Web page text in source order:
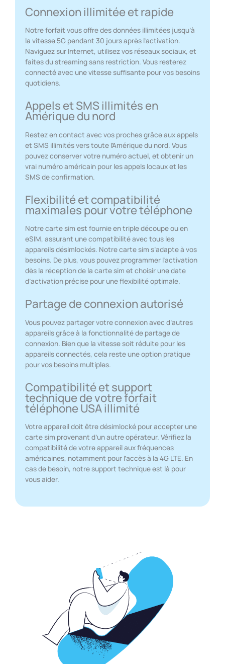
Connexion illimitée et rapide
Notre forfait vous offre des données illimitées jusqu’à
la vitesse 5G pendant 30 jours après l’activation.
Naviguez sur Internet, utilisez vos réseaux sociaux, et
faites du streaming sans restriction. Vous resterez
connecté avec une vitesse suffisante pour vos besoins
quotidiens.
Appels et SMS illimités en
Amérique du nord
Restez en contact avec vos proches grâce aux appels
et SMS illimités vers toute l’Amérique du nord. Vous
pouvez conserver votre numéro actuel, et obtenir un
vrai numéro américain pour les appels locaux et les
SMS de confirmation.
Flexibilité et compatibilité
maximales pour votre téléphone
Notre carte sim est fournie en triple découpe ou en
eSIM, assurant une compatibilité avec tous les
appareils désimlockés. Notre carte sim s’adapte à vos
besoins. De plus, vous pouvez programmer l’activation
dès la réception de la carte sim et choisir une date
d’activation précise pour une flexibilité optimale.
Partage de connexion autorisé
Vous pouvez partager votre connexion avec d’autres
appareils grâce à la fonctionnalité de partage de
connexion. Bien que la vitesse soit réduite pour les
appareils connectés, cela reste une option pratique
pour vos besoins multiples.
Compatibilité et support
technique de votre forfait
téléphone USA illimité
Votre appareil doit être désimlocké pour accepter une
carte sim provenant d’un autre opérateur. Vérifiez la
compatibilité de votre appareil aux fréquences
américaines, notamment pour l’accès à la 4G LTE. En
cas de besoin, notre support technique est là pour
vous aider.